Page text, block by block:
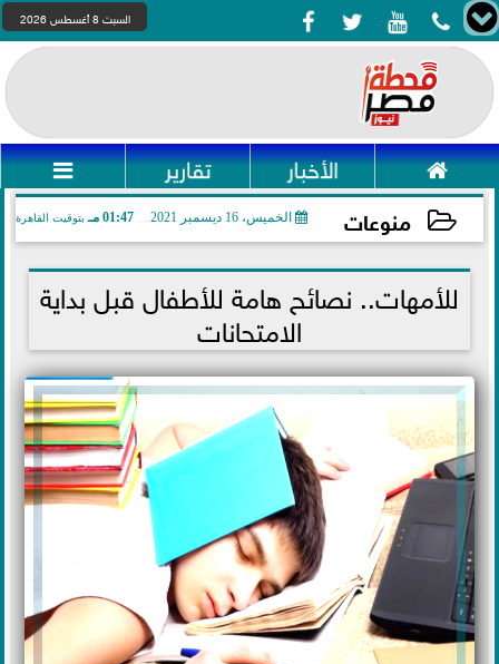
    السبت 8 أغسطس 2026
 الأخبار تقارير 
منوعات الخميس، 16 ديسمبر 2021 01:47 مـ بتوقيت القاهرة
2021-12-16 13:47:14
للأمهات.. نصائح هامة للأطفال قبل بداية
الامتحانات